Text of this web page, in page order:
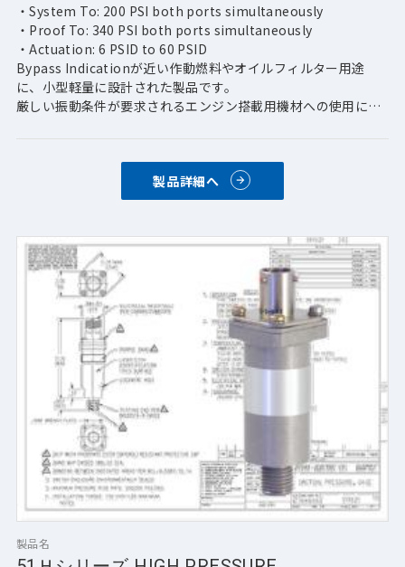
・System To: 200 PSI both ports simultaneously
・Proof To: 340 PSI both ports simultaneously
・Actuation: 6 PSID to 60 PSID
Bypass Indicationが近い作動燃料やオイルフィルター用途
に、小型軽量に設計された製品です。
厳しい振動条件が要求されるエンジン搭載用機材への使用に適
製品名
製品詳細へ